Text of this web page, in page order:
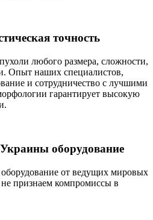
точность
любого размера, сложности,
Опыт наших специалистов,
и сотрудничество с лучшими
гарантирует высокую
оборудование
от ведущих мировых
признаем компромиссы в